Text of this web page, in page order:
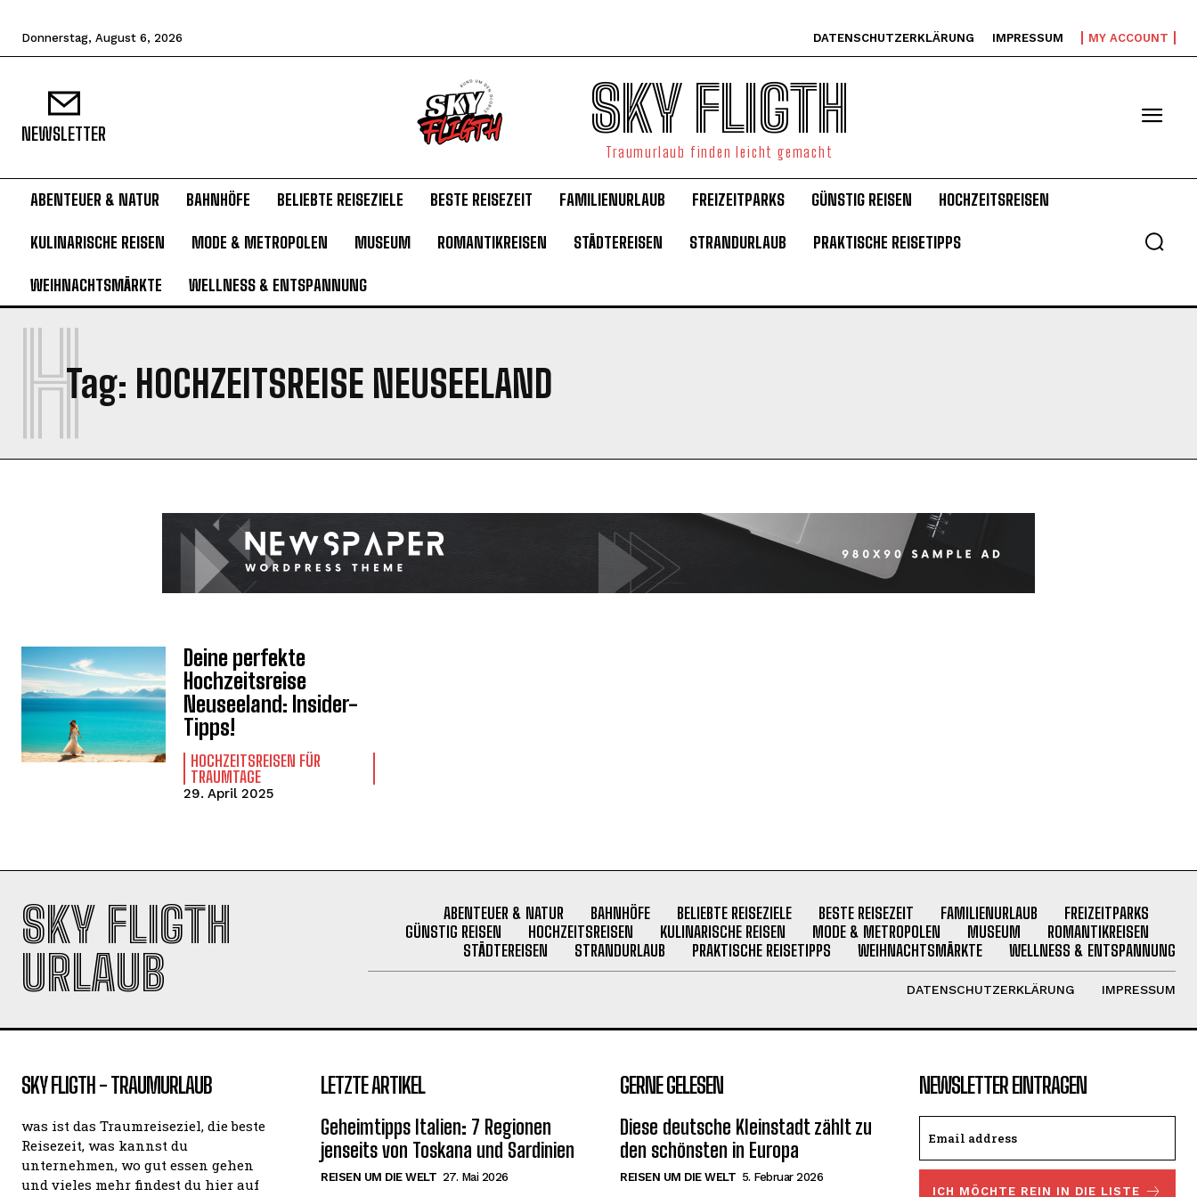
Donnerstag, August 6, 2026 DATENSCHUTZERKLÄRUNG IMPRESSUM MY ACCOUNT
NEWSLETTER SKY FLIGTH
Traumurlaub finden leicht gemacht
ABENTEUER & NATUR BAHNHÖFE BELIEBTE REISEZIELE BESTE REISEZEIT FAMILIENURLAUB FREIZEITPARKS GÜNSTIG REISEN HOCHZEITSREISEN
KULINARISCHE REISEN MODE & METROPOLEN MUSEUM ROMANTIKREISEN STÄDTEREISEN STRANDURLAUB PRAKTISCHE REISETIPPS
WEIHNACHTSMÄRKTE WELLNESS & ENTSPANNUNG
Tag: HOCHZEITSREISE NEUSEELAND
H
Deine perfekte
Hochzeitsreise
Neuseeland: Insider-
Tipps!
HOCHZEITSREISEN FÜR
TRAUMTAGE
29. April 2025
SKY FLIGTH
URLAUB
ABENTEUER & NATUR BAHNHÖFE BELIEBTE REISEZIELE BESTE REISEZEIT FAMILIENURLAUB
FREIZEITPARKS
GÜNSTIG REISEN
HOCHZEITSREISEN KULINARISCHE REISEN MODE & METROPOLEN MUSEUM
ROMANTIKREISEN
STÄDTEREISEN
STRANDURLAUB PRAKTISCHE REISETIPPS WEIHNACHTSMÄRKTE WELLNESS & ENTSPANNUNG
DATENSCHUTZERKLÄRUNG IMPRESSUM
SKY FLIGTH - TRAUMURLAUB
was ist das Traumreiseziel, die beste
Reisezeit, was kannst du
unternehmen, wo gut essen gehen
und vieles mehr findest du hier auf
LETZTE ARTIKEL
Geheimtipps Italien: 7 Regionen
jenseits von Toskana und Sardinien
REISEN UM DIE WELT 27. Mai 2026
GERNE GELESEN
Diese deutsche Kleinstadt zählt zu
den schönsten in Europa
REISEN UM DIE WELT 5. Februar 2026
NEWSLETTER EINTRAGEN
ICH MÖCHTE REIN IN DIE LISTE